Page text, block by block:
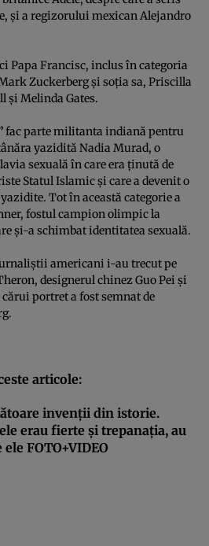
şi a regizorului mexican Alejandro
Papa Francisc, inclus în categoria
Zuckerberg şi soţia sa, Priscilla
şi Melinda Gates.
fac parte militanta indiană pentru
yazidită Nadia Murad, o
sexuală în care era ţinută de
Statul Islamic şi care a devenit o
Tot în această categorie a
fostul campion olimpic la
şi-a schimbat identitatea sexuală.
americani i-au trecut pe
designerul chinez Guo Pei şi
portret a fost semnat de
articole:
invenţii din istorie.
erau fierte şi trepanaţia, au
FOTO+VIDEO